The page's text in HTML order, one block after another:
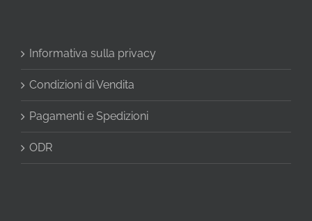
Informativa sulla privacy
Condizioni di Vendita
Pagamenti e Spedizioni
ODR